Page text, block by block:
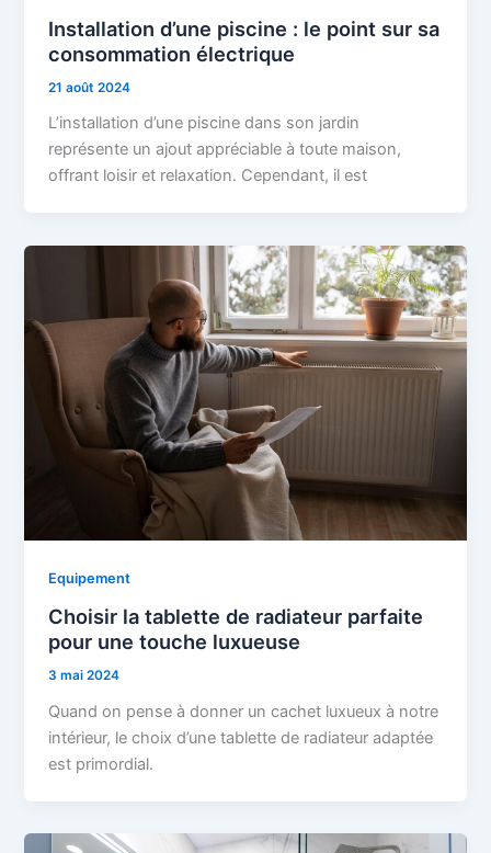
Installation d’une piscine : le point sur sa
consommation électrique
21 août 2024
L’installation d’une piscine dans son jardin
représente un ajout appréciable à toute maison,
offrant loisir et relaxation. Cependant, il est
Equipement
Choisir la tablette de radiateur parfaite
pour une touche luxueuse
3 mai 2024
Quand on pense à donner un cachet luxueux à notre
intérieur, le choix d’une tablette de radiateur adaptée
est primordial.